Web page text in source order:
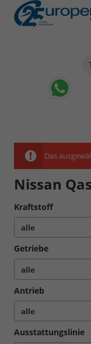
Das
Nissan
Kraftstoff
Getriebe
Antrieb
Ausstattungslinie